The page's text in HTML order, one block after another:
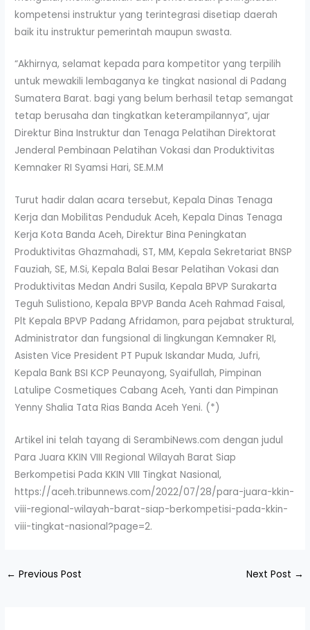
kompetensi instruktur yang terintegrasi disetiap daerah
baik itu instruktur pemerintah maupun swasta.
“Akhirnya, selamat kepada para kompetitor yang terpilih
untuk mewakili lembaganya ke tingkat nasional di Padang
Sumatera Barat. bagi yang belum berhasil tetap semangat
tetap berusaha dan tingkatkan keterampilannya”, ujar
Direktur Bina Instruktur dan Tenaga Pelatihan Direktorat
Jenderal Pembinaan Pelatihan Vokasi dan Produktivitas
Kemnaker RI Syamsi Hari, SE.M.M
Turut hadir dalan acara tersebut, Kepala Dinas Tenaga
Kerja dan Mobilitas Penduduk Aceh, Kepala Dinas Tenaga
Kerja Kota Banda Aceh, Direktur Bina Peningkatan
Produktivitas Ghazmahadi, ST, MM, Kepala Sekretariat BNSP
Fauziah, SE, M.Si, Kepala Balai Besar Pelatihan Vokasi dan
Produktivitas Medan Andri Susila, Kepala BPVP Surakarta
Teguh Sulistiono, Kepala BPVP Banda Aceh Rahmad Faisal,
Plt Kepala BPVP Padang Afridamon, para pejabat struktural,
Administrator dan fungsional di lingkungan Kemnaker RI,
Asisten Vice President PT Pupuk Iskandar Muda, Jufri,
Kepala Bank BSI KCP Peunayong, Syaifullah, Pimpinan
Latulipe Cosmetiques Cabang Aceh, Yanti dan Pimpinan
Yenny Shalia Tata Rias Banda Aceh Yeni. (*)
Artikel ini telah tayang di SerambiNews.com dengan judul
Para Juara KKIN VIII Regional Wilayah Barat Siap
Berkompetisi Pada KKIN VIII Tingkat Nasional,
https://aceh.tribunnews.com/2022/07/28/para-juara-kkin-
viii-regional-wilayah-barat-siap-berkompetisi-pada-kkin-
viii-tingkat-nasional?page=2.
← Previous Post Next Post →